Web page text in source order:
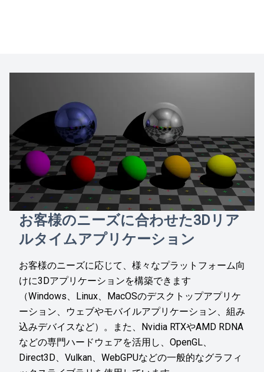
お客様のニーズに合わせた3Dリア
ルタイムアプリケーション
お客様のニーズに応じて、様々なプラットフォーム向
けに3Dアプリケーションを構築できます
（Windows、Linux、MacOSのデスクトップアプリケ
ーション、ウェブやモバイルアプリケーション、組み
込みデバイスなど）。また、Nvidia RTXやAMD RDNA
などの専門ハードウェアを活用し、OpenGL、
Direct3D、Vulkan、WebGPUなどの一般的なグラフィ